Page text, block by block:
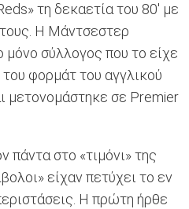
τη δεκαετία του 80' με
Η Μάντσεστερ
μόνο σύλλογος που το είχε
φορμάτ του αγγλικού
μετονομάστηκε σε Premier
στο «τιμόνι» της
είχαν πετύχει το εν
Η πρώτη ήρθε